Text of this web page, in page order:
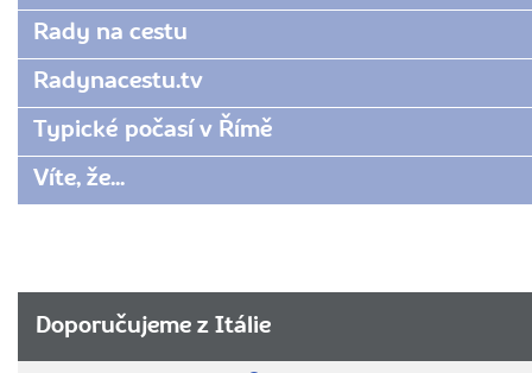
Rady na cestu
Radynacestu.tv
Typické počasí v Římě
Víte, že...
Doporučujeme z Itálie